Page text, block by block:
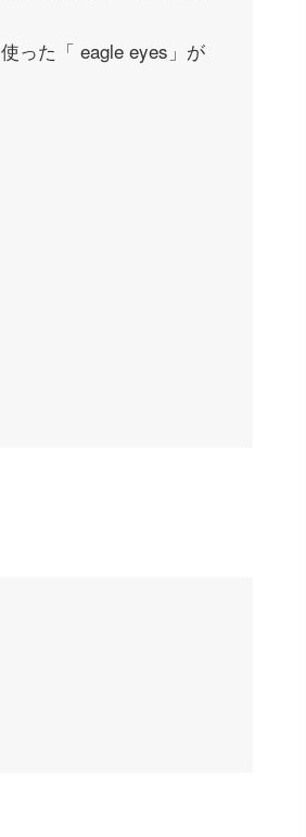
った「 eagle eyes」が